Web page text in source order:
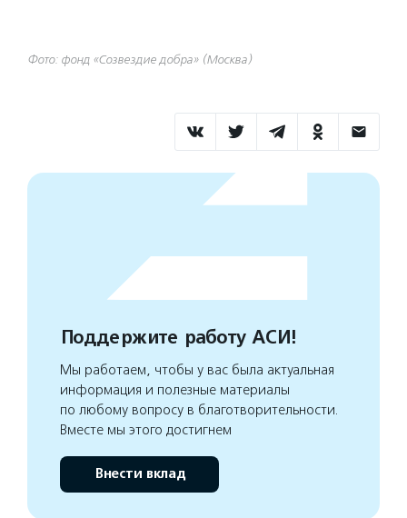
Фото: фонд «Созвездие добра» (Москва)
Поддержите работу АСИ!
Мы работаем, чтобы у вас была актуальная
информация и полезные материалы
по любому вопросу в благотворительности.
Вместе мы этого достигнем
Внести вклад